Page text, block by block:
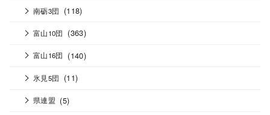
南砺3団 (118)
富山10団 (363)
富山16団 (140)
氷見5団 (11)
県連盟 (5)